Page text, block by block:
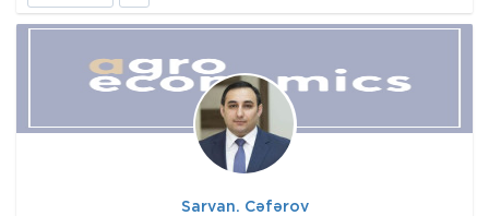
Sarvan. Cəfərov